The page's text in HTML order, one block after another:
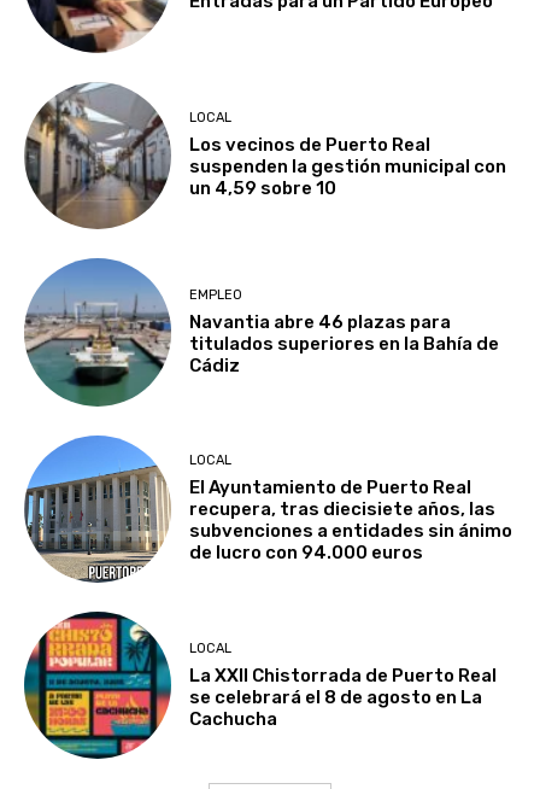
LOCAL
Los vecinos de Puerto Real
suspenden la gestión municipal con
un 4,59 sobre 10
EMPLEO
Navantia abre 46 plazas para
titulados superiores en la Bahía de
Cádiz
LOCAL
El Ayuntamiento de Puerto Real
recupera, tras diecisiete años, las
subvenciones a entidades sin ánimo
de lucro con 94.000 euros
LOCAL
La XXII Chistorrada de Puerto Real
se celebrará el 8 de agosto en La
Cachucha